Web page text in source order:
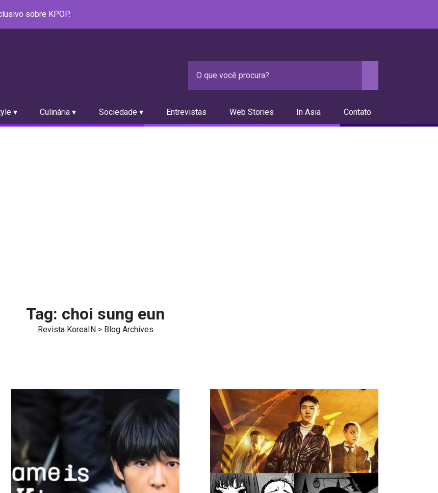
sobre KPOP.
▾ Culinária ▾ Sociedade ▾ Entrevistas Web Stories In Asia Contato
Tag: choi sung eun
Revista KoreaIN> Blog Archives